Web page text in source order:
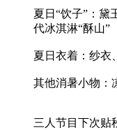
夏日“饮子”：黛
代冰淇淋“酥山”
夏日衣着：纱衣
其他消暑小物：
三人节目下次贴